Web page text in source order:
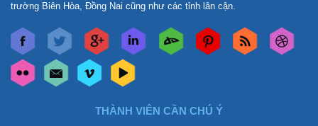
trường Biên Hòa, Đồng Nai cũng như các tỉnh lân cận.
THÀNH VIÊN CẦN CHÚ Ý